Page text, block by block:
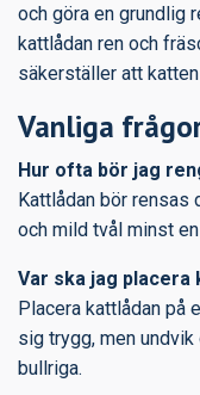
och göra en grundlig
kattlådan ren och
säkerställer att
Vanliga
Hur ofta bör jag
Kattlådan bör rensas
och mild tvål minst
Var ska jag placera
Placera kattlådan på
sig trygg, men
bullriga.